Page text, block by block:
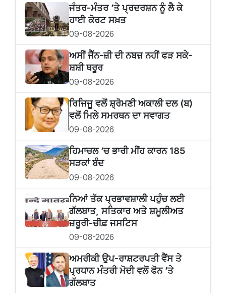
ਜੰਤਰ-ਮੰਤਰ ’ਤੇ ਪ੍ਰਦਰਸ਼ਨ ਨੂੰ ਲੈ ਕੇ
ਹਾਈ ਕੋਰਟ ਸਖ਼ਤ
09-08-2026
ਅਸੀਂ ਜੈੱਨ-ਜ਼ੀ ਦੀ ਨਬਜ਼ ਨਹੀਂ ਫੜ ਸਕੇ-
ਸ਼ਸ਼ੀ ਥਰੂਰ
09-08-2026
ਰਿਜਿਜੂ ਵਲੋਂ ਸ਼੍ਰੋਮਣੀ ਅਕਾਲੀ ਦਲ (ਬ)
ਵਲੋਂ ਮਿਲੇ ਸਮਰਥਨ ਦਾ ਸਵਾਗਤ
09-08-2026
ਹਿਮਾਚਲ ’ਚ ਭਾਰੀ ਮੀਂਹ ਕਾਰਨ 185
ਸੜਕਾਂ ਬੰਦ
09-08-2026
ਨਿਆਂ ਤੱਕ ਪ੍ਰਭਾਵਸ਼ਾਲੀ ਪਹੁੰਚ ਲਈ
ਗੱਲਬਾਤ, ਸਤਿਕਾਰ ਅਤੇ ਸ਼ਮੂਲੀਅਤ
ਜ਼ਰੂਰੀ-ਚੀਫ਼ ਜਸਟਿਸ
09-08-2026
ਅਮਰੀਕੀ ਉਪ-ਰਾਸ਼ਟਰਪਤੀ ਵੈਂਸ ਤੇ
ਪ੍ਰਧਾਨ ਮੰਤਰੀ ਮੋਦੀ ਵਲੋਂ ਫੋਨ ’ਤੇ
ਗੱਲਬਾਤ